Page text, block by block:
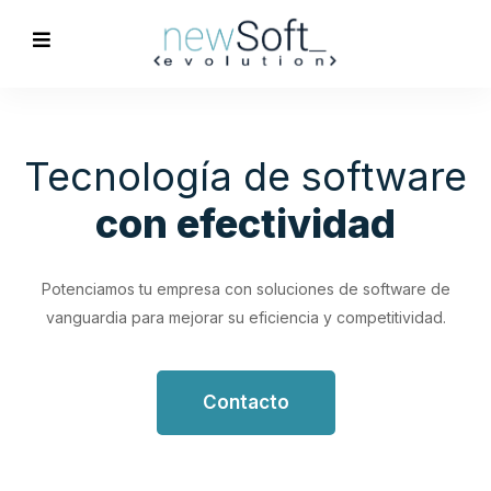
Optimización de
Procesos
trabajo.